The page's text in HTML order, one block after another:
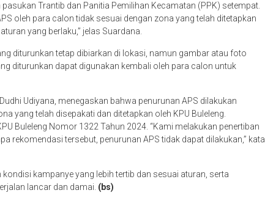
Trantib dan Panitia Pemilihan Kecamatan (PPK) setempat.
oleh para calon tidak sesuai dengan zona yang telah ditetapkan
yang berlaku,” jelas Suardana.
diturunkan tetap dibiarkan di lokasi, namun gambar atau foto
diturunkan dapat digunakan kembali oleh para calon untuk
Udiyana, menegaskan bahwa penurunan APS dilakukan
yang telah disepakati dan ditetapkan oleh KPU Buleleng.
Buleleng Nomor 1322 Tahun 2024. “Kami melakukan penertiban
rekomendasi tersebut, penurunan APS tidak dapat dilakukan,” kata
kampanye yang lebih tertib dan sesuai aturan, serta
lancar dan damai. (bs)